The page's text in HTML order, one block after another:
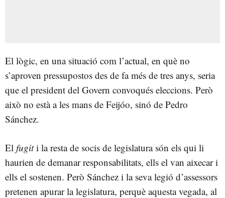
El lògic, en una situació com l’actual, en què no
s’aproven pressupostos des de fa més de tres anys, seria
que el president del Govern convoqués eleccions. Però
això no està a les mans de Feijóo, sinó de Pedro
Sánchez.
El fugiti la resta de socis de legislatura són els qui li
haurien de demanar responsabilitats, ells el van aixecar i
ells el sostenen. Però Sánchez i la seva legió d’assessors
pretenen apurar la legislatura, perquè aquesta vegada, al